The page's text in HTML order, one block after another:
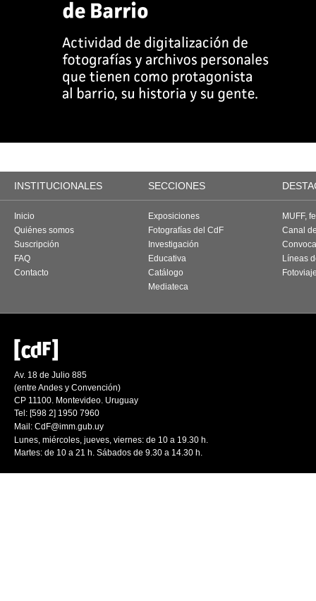
INSTITUCIONALES SECCIONES
Inicio
Quiénes somos
Suscripción
FAQ
Contacto
Exposiciones
Fotografías del CdF
Investigación
Educativa
Catálogo
Mediateca
MUFF,
Canal
Líneas
Av. 18 de Julio 885
(entre Andes y Convención)
CP 11100. Montevideo. Uruguay
Tel: [598 2] 1950 7960
Mail: CdF@imm.gub.uy
Lunes, miércoles, jueves, viernes: de 10 a 19.30 h.
Martes: de 10 a 21 h. Sábados de 9.30 a 14.30 h.